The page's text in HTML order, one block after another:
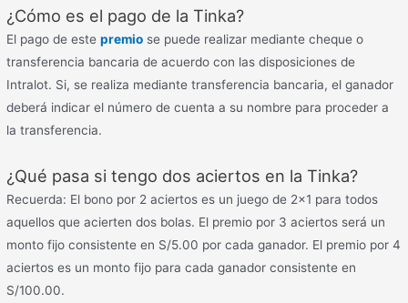
¿Cómo es el pago de la Tinka?
El pago de estepremio se puede realizar mediante cheque o
transferencia bancaria de acuerdo con las disposiciones de
Intralot. Si, se realiza mediante transferencia bancaria, el ganador
deberá indicar el número de cuenta a su nombre para proceder a
la transferencia.
¿Qué pasa si tengo dos aciertos en la Tinka?
Recuerda: El bono por 2 aciertos es un juego de 2×1 para todos
aquellos que acierten dos bolas. El premio por 3 aciertos será un
monto fijo consistente en S/5.00 por cada ganador. El premio por 4
aciertos es un monto fijo para cada ganador consistente en
S/100.00.